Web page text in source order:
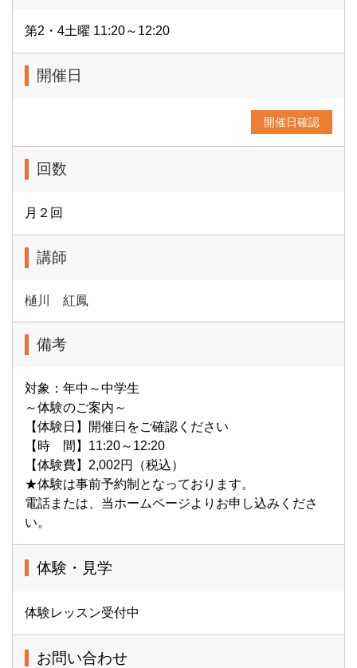
第2・4土曜 11:20～12:20
開催日
開催日確認
回数
月２回
講師
樋川 紅鳳
備考
対象：年中～中学生
～体験のご案内～
【体験日】開催日をご確認ください
【時 間】11:20～12:20
【体験費】2,002円（税込）
★体験は事前予約制となっております。
電話または、当ホームページよりお申し込みくださ
い。
体験・見学
体験レッスン受付中
お問い合わせ